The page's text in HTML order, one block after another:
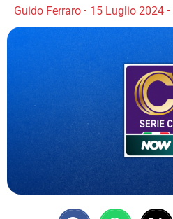
Guido Ferraro 15 Luglio 2024